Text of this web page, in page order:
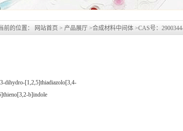
前的位置： 网站首页 > 产品展厅 >合成材料中间体 >CAS号：
dihydro-[1,2,5]thiadiazolo[3,4-
b]indole